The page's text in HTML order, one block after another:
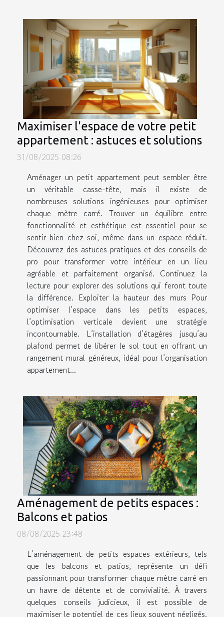
Maximiser l'espace de votre petit
appartement : astuces et solutions
31/08/2025 08:26
Aménager un petit appartement peut sembler être
un véritable casse-tête, mais il existe de
nombreuses solutions ingénieuses pour optimiser
chaque mètre carré. Trouver un équilibre entre
fonctionnalité et esthétique est essentiel pour se
sentir bien chez soi, même dans un espace réduit.
Découvrez des astuces pratiques et des conseils de
pro pour transformer votre intérieur en un lieu
agréable et parfaitement organisé. Continuez la
lecture pour explorer des solutions qui feront toute
la différence. Exploiter la hauteur des murs Pour
optimiser l’espace dans les petits espaces,
l’optimisation verticale devient une stratégie
incontournable. L’installation d’étagères jusqu’au
plafond permet de libérer le sol tout en offrant un
rangement mural généreux, idéal pour l’organisation
appartement...
Aménagement de petits espaces :
Balcons et patios
08/08/2025 23:48
L’aménagement de petits espaces extérieurs, tels
que les balcons et patios, représente un défi
passionnant pour transformer chaque mètre carré en
un havre de détente et de convivialité. À travers
quelques conseils judicieux, il est possible de
maximiser le potentiel de ces lieux souvent négligés.